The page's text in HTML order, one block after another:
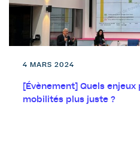
4 MARS 2024
[Évènement] Quels
mobilités plus juste ?